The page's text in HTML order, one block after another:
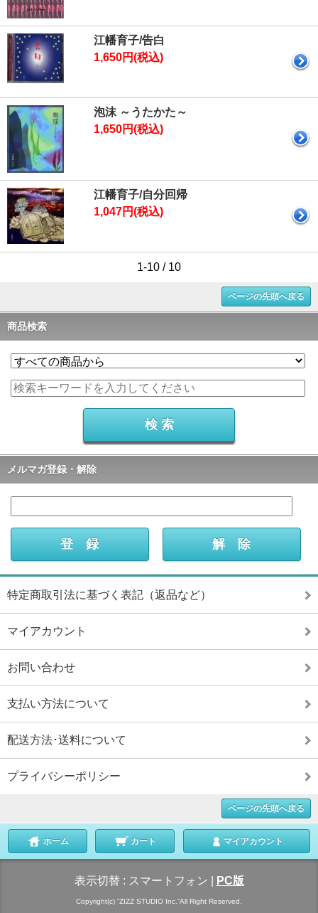
江幡育子/告白
1,650円(税込)
泡沫 ～うたかた～
1,650円(税込)
江幡育子/自分回帰
1,047円(税込)
1-10 / 10
ページの先頭へ戻る
商品検索
メルマガ登録・解除
特定商取引法に基づく表記（返品など）
マイアカウント
お問い合わせ
支払い方法について
配送方法･送料について
プライバシーポリシー
ページの先頭へ戻る
ホーム カート マイアカウント
表示切替 : スマートフォン PC版
Copyright(c) ”ZIZZ STUDIO Inc.”All Right Reserved.